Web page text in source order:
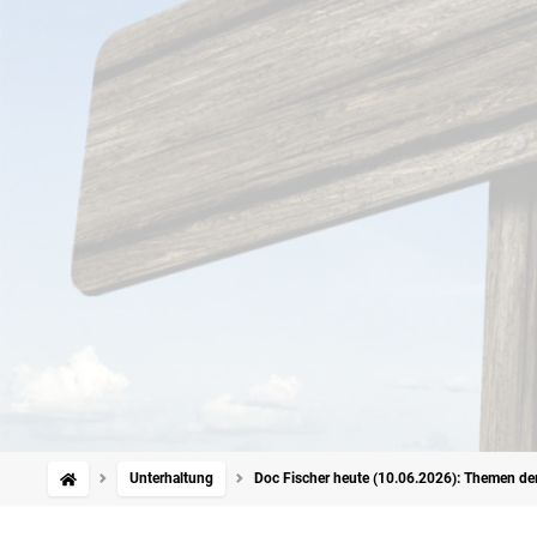
Unterhaltung Doc Fischer heute (10.06.2026): Themen